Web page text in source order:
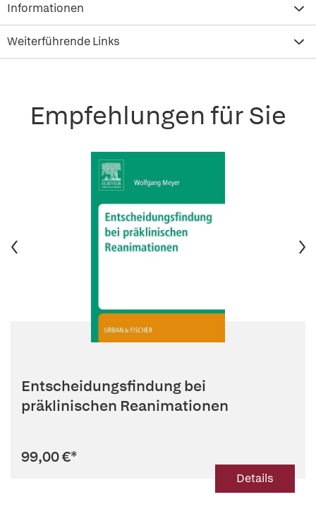
Informationen
Weiterführende Links
Empfehlungen für Sie
Entscheidungsfindung bei
präklinischen Reanimationen
99,00 €*
Details